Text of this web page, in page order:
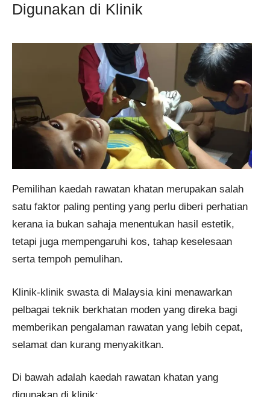
Digunakan di Klinik
Pemilihan kaedah rawatan khatan merupakan salah
satu faktor paling penting yang perlu diberi perhatian
kerana ia bukan sahaja menentukan hasil estetik,
tetapi juga mempengaruhi kos, tahap keselesaan
serta tempoh pemulihan.
Klinik-klinik swasta di Malaysia kini menawarkan
pelbagai teknik berkhatan moden yang direka bagi
memberikan pengalaman rawatan yang lebih cepat,
selamat dan kurang menyakitkan.
Di bawah adalah kaedah rawatan khatan yang